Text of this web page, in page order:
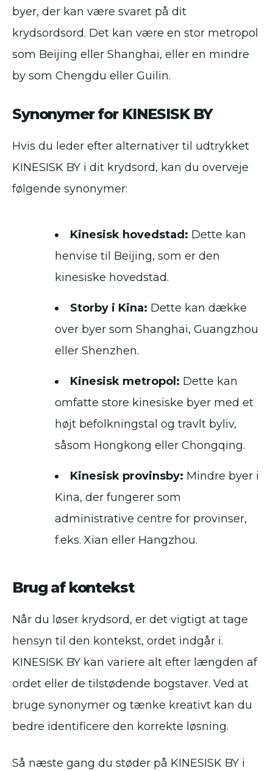
byer, der kan være svaret på dit
krydsordsord. Det kan være en stor metropol
som Beijing eller Shanghai, eller en mindre
by som Chengdu eller Guilin.
Synonymer for KINESISK BY
Hvis du leder efter alternativer til udtrykket
KINESISK BY i dit krydsord, kan du overveje
følgende synonymer:
Kinesisk hovedstad: Dette kan
henvise til Beijing, som er den
kinesiske hovedstad.
Storby i Kina: Dette kan dække
over byer som Shanghai, Guangzhou
eller Shenzhen.
Kinesisk metropol: Dette kan
omfatte store kinesiske byer med et
højt befolkningstal og travlt byliv,
såsom Hongkong eller Chongqing.
Kinesisk provinsby: Mindre byer i
Kina, der fungerer som
administrative centre for provinser,
f.eks. Xian eller Hangzhou.
Brug af kontekst
Når du løser krydsord, er det vigtigt at tage
hensyn til den kontekst, ordet indgår i.
KINESISK BY kan variere alt efter længden af
ordet eller de tilstødende bogstaver. Ved at
bruge synonymer og tænke kreativt kan du
bedre identificere den korrekte løsning.
Så næste gang du støder på KINESISK BY i